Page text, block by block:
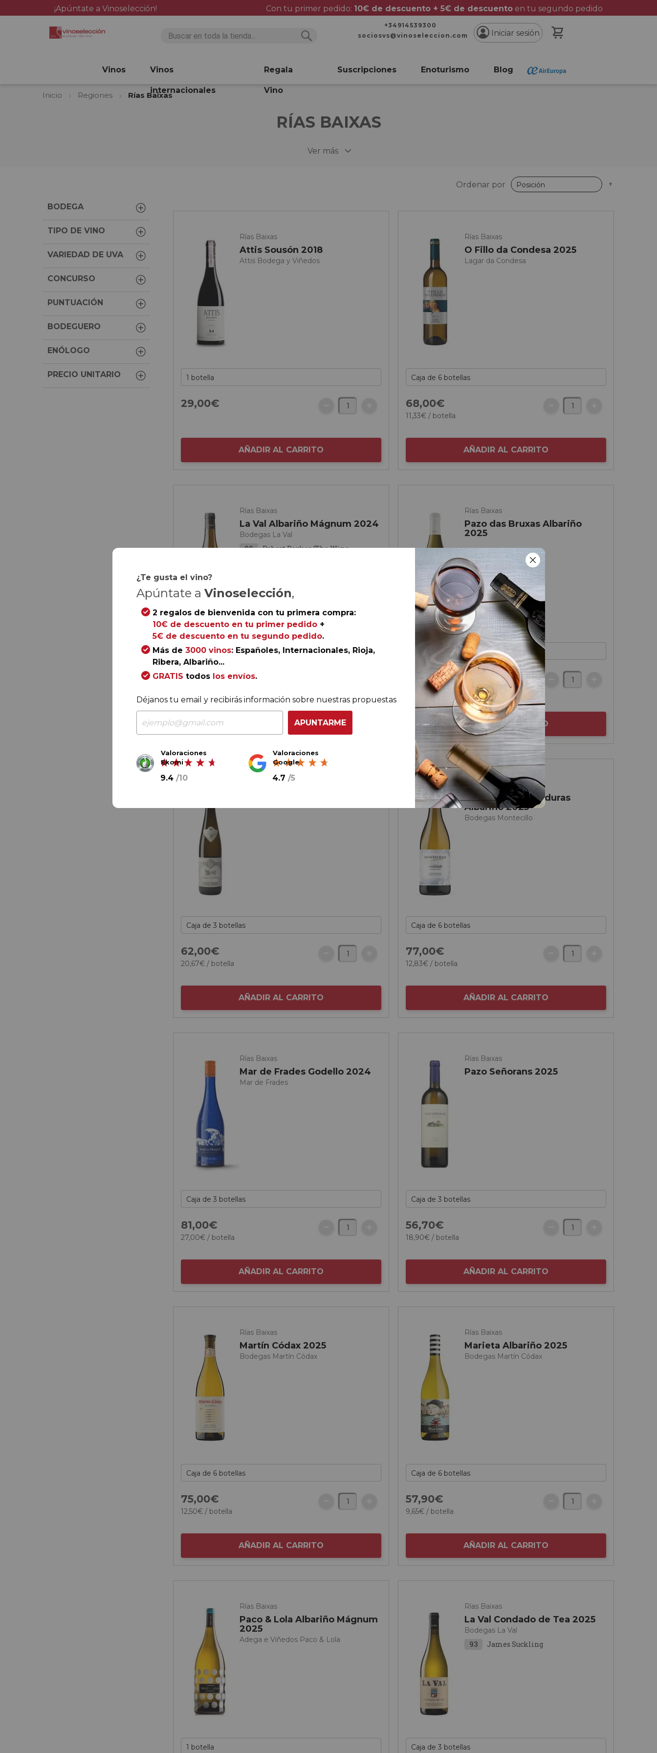
¡Apúntate a Vinoselección! Con tu primer pedido: 10€ de descuento + 5€ de descuentoen tu segundo pedido
+34914539300
sociosvs@vinoseleccion.com
Iniciar sesión
Vinos Vinos
internacionales
Regala
Vino
Suscripciones Enoturismo Blog
Inicio Regiones Rías Baixas
RÍAS BAIXAS
Ver más
Ordenar por
Rías Baixas
Attis Sousón 2018
Attis Bodega y Viñedos
29,00€
AÑADIR AL CARRITO
Rías Baixas
O Fillo da Condesa 2025
Lagar da Condesa
68,00€
11,33€ / botella
AÑADIR AL CARRITO
Rías Baixas
La Val Albariño Mágnum 2024
Bodegas La Val
90
Robert Parker (The Wine
28,75€
AÑADIR AL CARRITO
Rías Baixas
Pazo das Bruxas Albariño
2025
71,00€
€/ botella
AÑADIR AL CARRITO
62,00€
20,67€ / botella
AÑADIR AL CARRITO
Rías Baixas
Montecillo Singladuras
Albariño 2025
Bodegas Montecillo
77,00€
12,83€ / botella
AÑADIR AL CARRITO
Rías Baixas
Mar de Frades Godello 2024
Mar de Frades
81,00€
27,00€ / botella
AÑADIR AL CARRITO
Rías Baixas
Pazo Señorans 2025
56,70€
18,90€ / botella
AÑADIR AL CARRITO
Rías Baixas
Martín Códax 2025
Bodegas Martín Códax
75,00€
12,50€ / botella
AÑADIR AL CARRITO
Rías Baixas
Marieta Albariño 2025
Bodegas Martín Códax
57,90€
9,65€ / botella
AÑADIR AL CARRITO
Rías Baixas
Paco & Lola Albariño Mágnum
2025
Adega e Viñedos Paco & Lola
Rías Baixas
La Val Condado de Tea 2025
Bodegas La Val
93 James Suckling
BODEGA
TIPO DE VINO
VARIEDAD DE UVA
CONCURSO
PUNTUACIÓN
BODEGUERO
ENÓLOGO
PRECIO UNITARIO
¿Te gusta el vino?
Apúntate a Vinoselección,
2 regalos de bienvenida con tu primera compra:
10€ de descuento en tu primer pedido+
5€ de descuento en tu segundo pedido.
Más de 3000 vinos: Españoles, Internacionales, Rioja,
Ribera, Albariño...
GRATIS todos los envíos.
Déjanos tu email y recibirás información sobre nuestras propuestas
APUNTARME
Valoraciones
Ekomi
9.4 /10
Valoraciones
Google
4.7 /5